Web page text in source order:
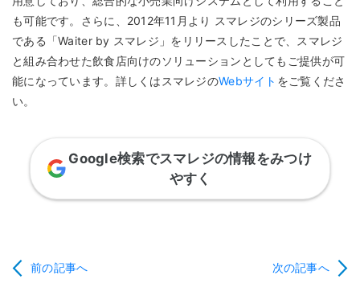
も可能です。さらに、2012年11月より スマレジのシリーズ製品
である「Waiter by スマレジ」をリリースしたことで、スマレジ
と組み合わせた飲食店向けのソリューションとしてもご提供が可
能になっています。詳しくはスマレジのWebサイト をご覧くださ
い。
Google検索でスマレジの情報をみつけ
やすく
前の記事へ 次の記事へ